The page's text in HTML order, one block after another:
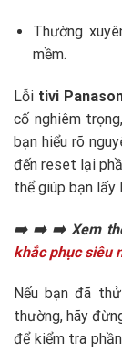
Thường
mềm.
Lỗi tivi
cố nghiêm
bạn hiểu rõ
đến reset lại
thể giúp bạn
➡️ ➡️ ➡️ Xem
khắc phục siêu
Nếu bạn đã
thường, hãy
để kiểm tra